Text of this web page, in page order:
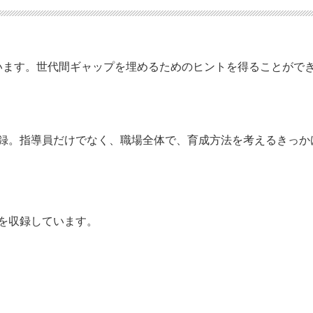
す。世代間ギャップを埋めるためのヒントを得ることがで
指導員だけでなく、職場全体で、育成方法を考えるきっか
収録しています。